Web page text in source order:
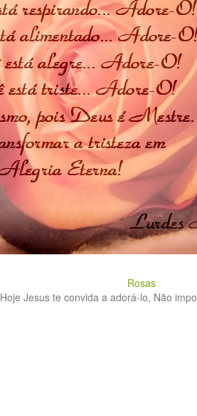
Rosas
Hoje Jesus te convida a adorá-lo, Não